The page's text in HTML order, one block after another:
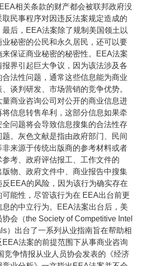
相关条款的财产都会被联邦政府没
民事程序对因违反法案规定造成的
后，EEA法案除了规制美国领土以
秘密的公民和永久居民，还可以要
保证商业秘密的秘密性。EEA法案
界引起巨大争议，因为该法涉及各
法性问题，通常这些信息能为商业
谈判研发、市场营销的竞争优势。
商业咨询公司对公开的商业信息进
信息转售牟利，这部分信息如果牵
问题将会导致信息搜集的合法性存
。灰色文献是指由政府部门、民间
来源于传统出版商的参考材料或者
考、政府评估报工、工作文件的
物、政府文件中、商业报告中搜集
EEA的风险，因为该行为确实存在
可能性，尽管该行为在 EEA出台前更
的中立行为。EEA法案出台后，美
会（the Society of Competitive Intel
）出台了一系列从业指南旨在帮助相
法案的前提范围下从事商业咨询
竞争情报从业人员协会发表的《经济